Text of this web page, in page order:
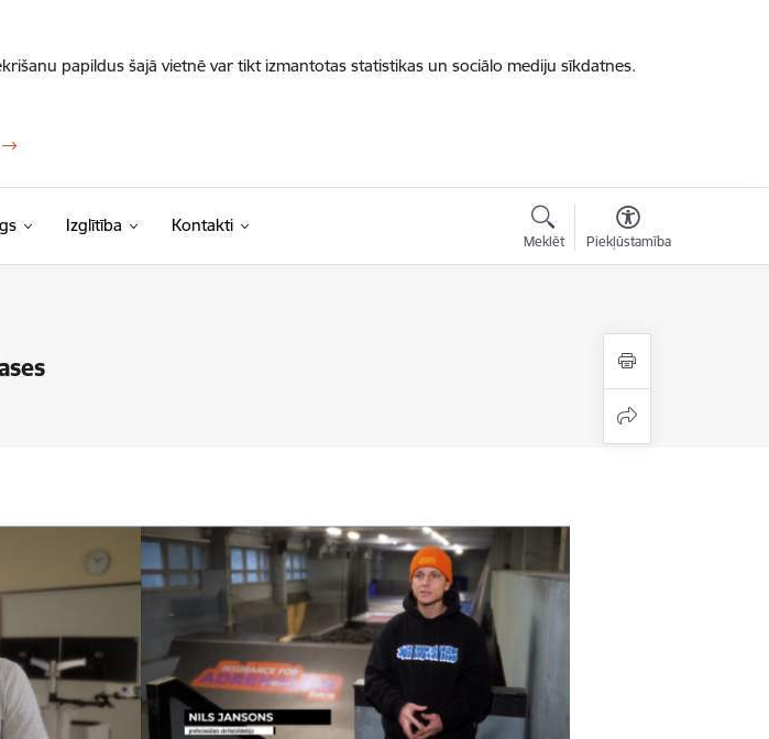
papildus šajā vietnē var tikt izmantotas statistikas un sociālo mediju sīkdatnes.
Izglītība Kontakti
Meklēt Piekļūstamība